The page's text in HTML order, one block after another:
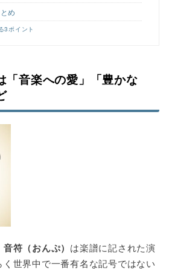
め
3ポイント
「音楽への愛」「豊かな
音符（おんぷ） は楽譜に記された演
世界中で一番有名な記号ではない